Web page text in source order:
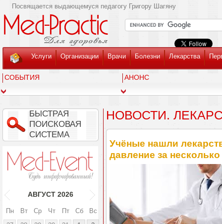
Посвящается выдающемуся педагогу Григору Шагяну
Услуги Организации Врачи Болезни Лекарства
СОБЫТИЯ АНОНС
БЫСТРАЯ
ПОИСКОВАЯ
СИСТЕМА
АВГУСТ 2026
Пн Вт Ср Чт Пт Сб
Вс
НОВОСТИ.
Учёные нашли
давление за